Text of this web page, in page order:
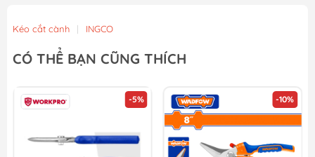
Kéo cắt cành | INGCO
CÓ THỂ BẠN CŨNG THÍCH
-5% -10%